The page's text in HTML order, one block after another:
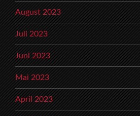
August 2023
Juli 2023
Juni 2023
Mai 2023
April 2023